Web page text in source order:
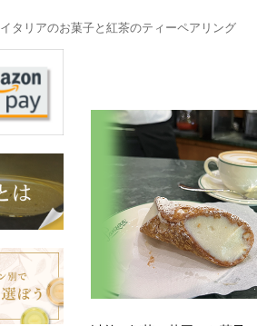
イタリアのお菓子と紅茶のティーペアリング